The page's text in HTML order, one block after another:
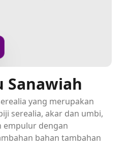
Sanawiah
yang merupakan
serealia, akar dan umbi,
empulur dengan
bahan tambahan